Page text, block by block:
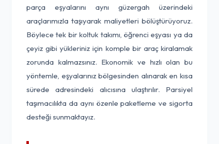
parça eşyalarını aynı güzergah üzerindeki
araçlarımızla taşıyarak maliyetleri bölüştürüyoruz.
Böylece tek bir koltuk takımı, öğrenci eşyası ya da
çeyiz gibi yükleriniz için komple bir araç kiralamak
zorunda kalmazsınız. Ekonomik ve hızlı olan bu
yöntemle, eşyalarınız bölgesinden alınarak en kısa
sürede adresindeki alıcısına ulaştırılır. Parsiyel
taşımacılıkta da aynı özenle paketleme ve sigorta
desteği sunmaktayız.